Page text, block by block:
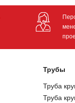
Трубы
Труба
Труба